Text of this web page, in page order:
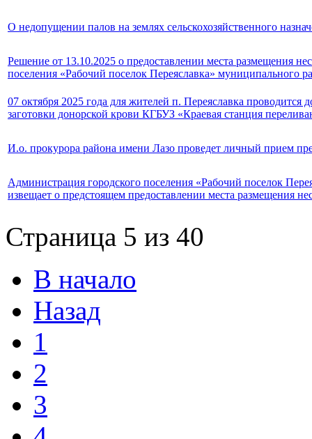
О недопущении палов на землях сельскохозяйственного
Решение от 13.10.2025 о предоставлении места размещения
поселения «Рабочий поселок Переяславка» муниципального
07 октября 2025 года для жителей п. Переяславка проводится
заготовки донорской крови КГБУЗ «Краевая станция
И.о. прокурора района имени Лазо проведет личный прием
Администрация городского поселения «Рабочий поселок
извещает о предстоящем предоставлении места размещения
Страница 5 из 40
В начало
Назад
1
2
3